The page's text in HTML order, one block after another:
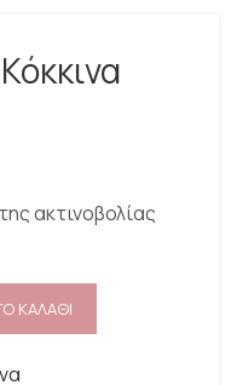
ακτινοβολίας
ΚΑΛΑΘΙ